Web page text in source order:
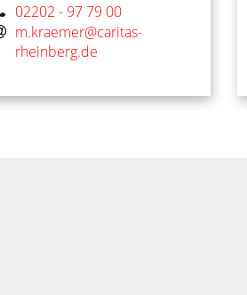
02202 - 97 79 00
m.kraemer@caritas-
rheinberg.de